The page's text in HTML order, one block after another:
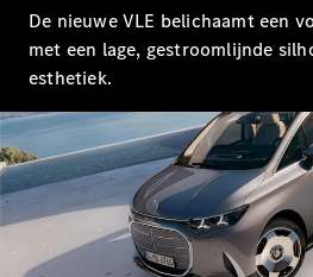
S-Klasse
Lang
Mercedes-
Klasse
Configurator
Mercedes-
Benz Online
Showroom
De nieuwe VLE belichaamt een
met een lage, gestroomlijnde
esthetiek.